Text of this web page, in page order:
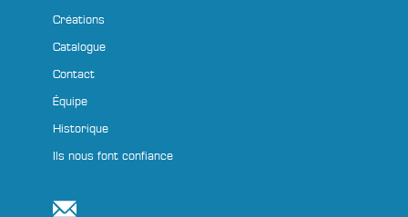
Créations
Catalogue
Contact
Équipe
Historique
Ils nous font confiance